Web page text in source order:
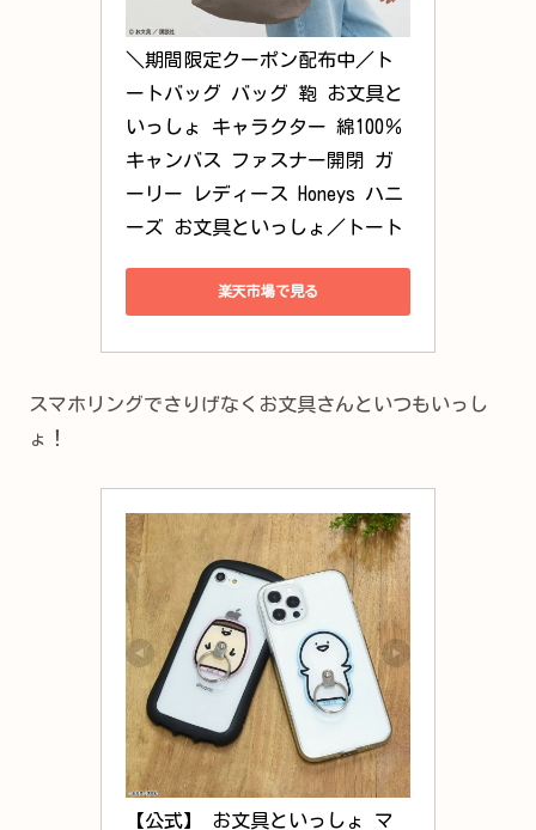
＼期間限定クーポン配布中／ト
ートバッグ バッグ 鞄 お文具と
いっしょ キャラクター 綿100％
キャンバス ファスナー開閉 ガ
ーリー レディース Honeys ハニ
ーズ お文具といっしょ／トート
楽天市場で見る
スマホリングでさりげなくお文具さんといつもいっし
ょ！
【公式】 お文具といっしょ マ